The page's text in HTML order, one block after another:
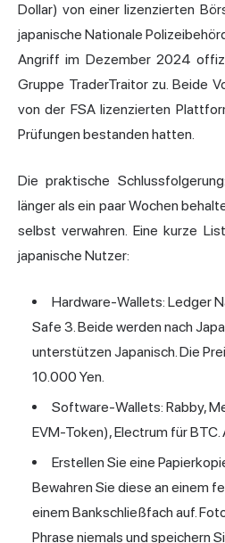
Dollar) von einer lizenzierten
japanische Nationale
Angriff im Dezember 2024
Gruppe TraderTraitor zu. Beide
von der FSA lizenzierten
Prüfungen bestanden hatten.
Die praktische
länger als ein paar Wochen
selbst verwahren. Eine kurze
japanische Nutzer:
Hardware-Wallets: Ledger
Safe 3. Beide werden nach
unterstützen Japanisch. Die
10.000 Yen.
Software-Wallets: Rabby,
EVM-Token), Electrum für BTC.
Erstellen Sie eine
Bewahren Sie diese an einem
einem Bankschließfach auf.
Phrase niemals und speichern